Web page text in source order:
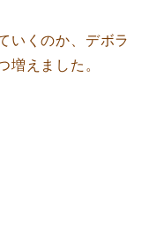
いくのか、デボラ
増えました。